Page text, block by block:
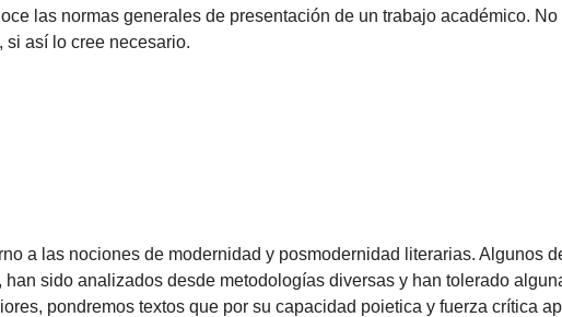
las normas generales de presentación de un trabajo académico.
si así lo cree necesario.
a las nociones de modernidad y posmodernidad literarias. Algunos
sido analizados desde metodologías diversas y han tolerado
pondremos textos que por su capacidad poietica y fuerza crítica